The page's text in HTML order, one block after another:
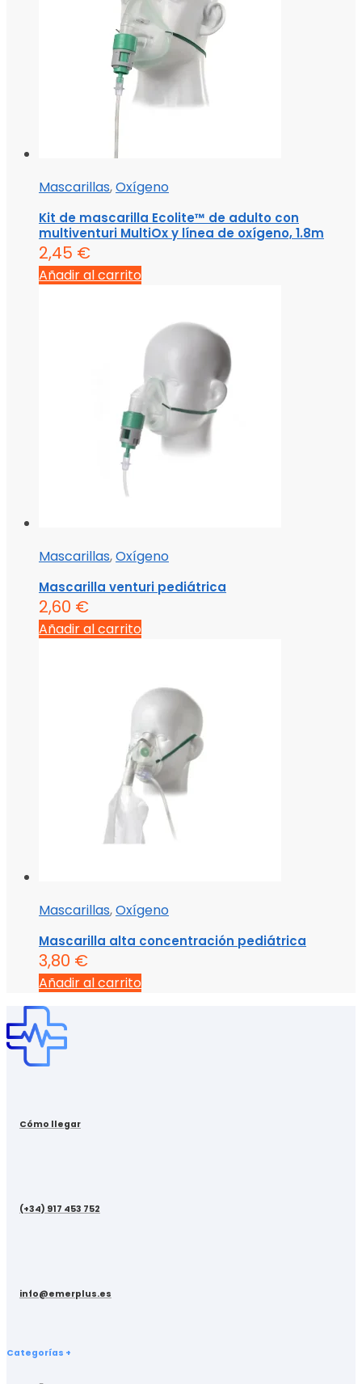
Mascarillas,Oxígeno
Kit de mascarilla Ecolite™ de adulto con
multiventuri MultiOx y línea de oxígeno, 1.8m
2,45 €
Añadir al carrito
Mascarillas,Oxígeno
Mascarilla venturi pediátrica
2,60 €
Añadir al carrito
Mascarillas,Oxígeno
Mascarilla alta concentración pediátrica
3,80 €
Añadir al carrito
Cómo llegar
(+34) 917 453 752
info@emerplus.es
Categorías +